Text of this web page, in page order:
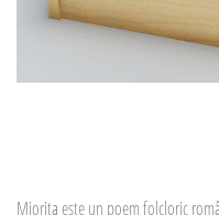
Miorița este un poem folcloric